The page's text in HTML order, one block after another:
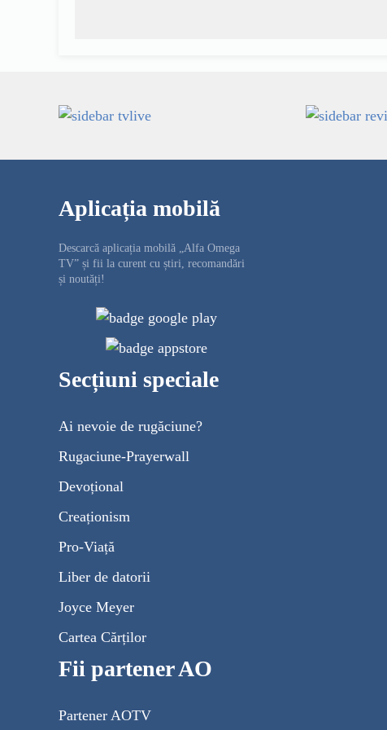
Aplicația mobilă
Descarcă aplicația mobilă „Alfa Omega
TV” și fii la curent cu știri, recomandări
și noutăți!
Secțiuni speciale
Ai nevoie de rugăciune?
Rugaciune-Prayerwall
Devoțional
Creaționism
Pro-Viață
Liber de datorii
Joyce Meyer
Cartea Cărților
Fii partener AO
Partener AOTV